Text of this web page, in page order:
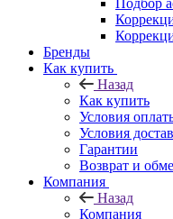
Подбор
Бренды
Как купить
Назад
Как купить
Условия
Условия
Гарантии
Возврат и
Компания
Назад
Компания